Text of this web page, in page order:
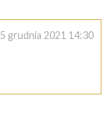
5 grudnia 2021 14:30